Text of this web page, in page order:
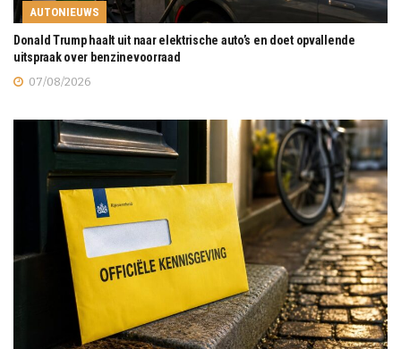
AUTONIEUWS
Donald Trump haalt uit naar elektrische auto’s en doet opvallende
uitspraak over benzinevoorraad
07/08/2026